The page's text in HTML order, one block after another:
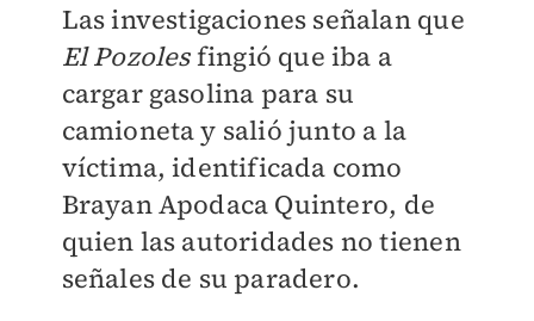
Las investigaciones señalan que
El Pozolesfingió que iba a
cargar gasolina para su
camioneta y salió junto a la
víctima, identificada como
Brayan Apodaca Quintero, de
quien las autoridades no tienen
señales de su paradero.